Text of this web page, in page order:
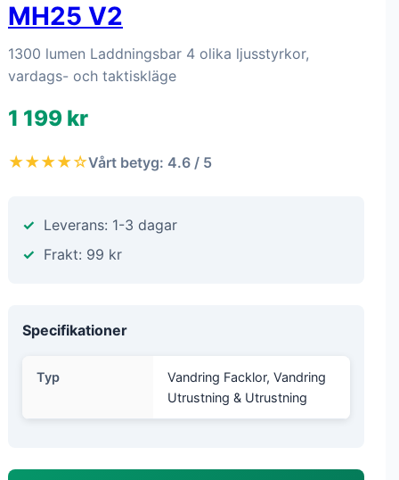
MH25 V2
1300 lumen Laddningsbar 4 olika ljusstyrkor,
vardags- och taktiskläge
1 199 kr
★★★★☆Vårt betyg: 4.6 / 5
Leverans: 1-3 dagar
Frakt: 99 kr
Specifikationer
Typ
Vandring Facklor, Vandring
Utrustning & Utrustning